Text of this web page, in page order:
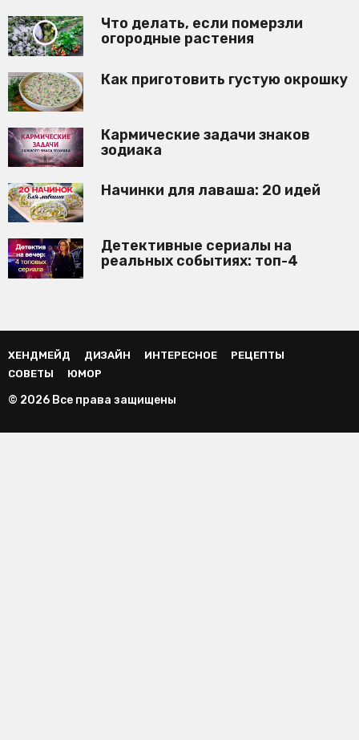
Что делать, если померзли
огородные растения
Как приготовить густую окрошку
Кармические задачи знаков
зодиака
Начинки для лаваша: 20 идей
Детективные сериалы на
реальных событиях: топ-4
ХЕНДМЕЙД ДИЗАЙН ИНТЕРЕСНОЕ
РЕЦЕПТЫ
СОВЕТЫ
ЮМОР
© 2026 Все права защищены